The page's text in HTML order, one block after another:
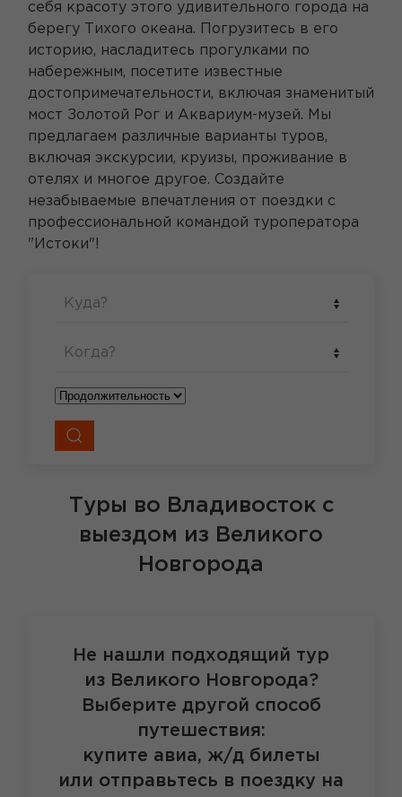
себя красоту этого удивительного города на
берегу Тихого океана. Погрузитесь в его
историю, насладитесь прогулками по
набережным, посетите известные
достопримечательности, включая знаменитый
мост Золотой Рог и Аквариум-музей. Мы
предлагаем различные варианты туров,
включая экскурсии, круизы, проживание в
отелях и многое другое. Создайте
незабываемые впечатления от поездки с
профессиональной командой туроператора
"Истоки"!
Куда?
Когда?
Туры во Владивостокс
выездом из Великого
Новгорода
Не нашли подходящий тур
из Великого Новгорода?
Выберите другой способ
путешествия:
купите авиа, ж/д билеты
или отправьтесь в поездку на